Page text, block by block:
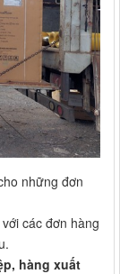
những đơn
các đơn hàng
hàng xuất